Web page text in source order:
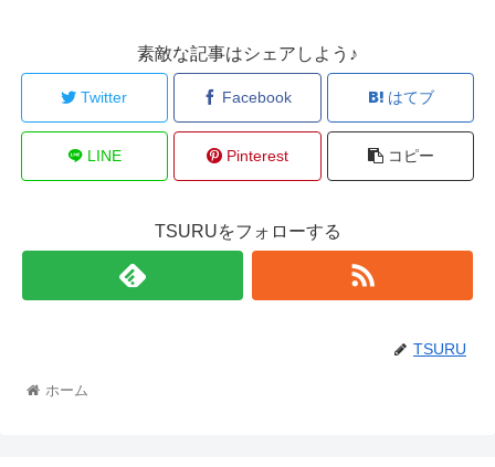
素敵な記事はシェアしよう♪
Twitter Facebook はてブ
LINE Pinterest コピー
TSURUをフォローする
TSURU
ホーム